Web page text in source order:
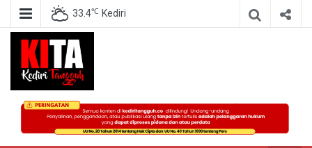
33.4℃ Kediri
Kediri Tangguh
Berita Akurat Terpercaya